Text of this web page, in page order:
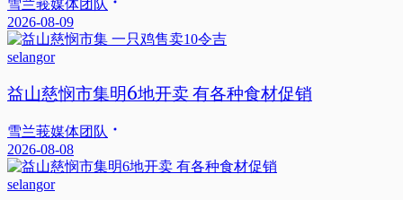
雪兰莪媒体团队
2026-08-09
selangor
益山慈悯市集明6地开卖 有各种食材促销
雪兰莪媒体团队
2026-08-08
selangor